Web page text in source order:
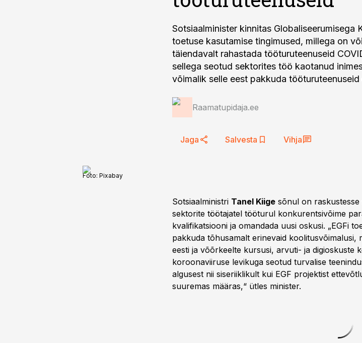
Sotsiaalminister kinnitas Globaliseerumisega
toetuse kasutamise tingimused, millega on
täiendavalt rahastada tööturuteenuseid
sellega seotud sektorites töö kaotanud
võimalik selle eest pakkuda
Raamatupidaja.ee
Jaga Salvesta Vihja
Foto: Pixabay
Sotsiaalministri Tanel Kiige sõnul on
sektorite töötajatel tööturul konkurentsivõime
kvalifikatsiooni ja omandada uusi oskusi. „EGFi
pakkuda tõhusamalt erinevaid koolitusvõimalusi,
eesti ja võõrkeelte kursusi, arvuti- ja digioskuste
koroonaviiruse levikuga seotud turvalise
algusest nii siseriiklikult kui EGF projektist
suuremas määras,“ ütles minister.